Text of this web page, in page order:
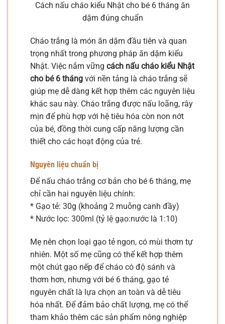
Cách nấu cháo kiểu Nhật cho bé 6 tháng ăn
dặm đúng chuẩn
Cháo trắng là món ăn dặm đầu tiên và quan
trọng nhất trong phương pháp ăn dặm kiểu
Nhật. Việc nắm vững cách nấu cháo kiểu Nhật
cho bé 6 tháng với nền tảng là cháo trắng sẽ
giúp mẹ dễ dàng kết hợp thêm các nguyên liệu
khác sau này. Cháo trắng được nấu loãng, rây
mịn để phù hợp với hệ tiêu hóa còn non nớt
của bé, đồng thời cung cấp năng lượng cần
thiết cho các hoạt động của trẻ.
Nguyên liệu chuẩn bị
Để nấu cháo trắng cơ bản cho bé 6 tháng, mẹ
chỉ cần hai nguyên liệu chính:
* Gạo tẻ: 30g (khoảng 2 muỗng canh đầy)
* Nước lọc: 300ml (tỷ lệ gạo:nước là 1:10)
Mẹ nên chọn loại gạo tẻ ngon, có mùi thơm tự
nhiên. Một số mẹ cũng có thể kết hợp thêm
một chút gạo nếp để cháo có độ sánh và
thơm hơn, nhưng với bé 6 tháng, gạo tẻ
nguyên chất là lựa chọn an toàn và dễ tiêu
hóa nhất. Để đảm bảo chất lượng, mẹ có thể
tham khảo thêm các sản phẩm nông nghiệp